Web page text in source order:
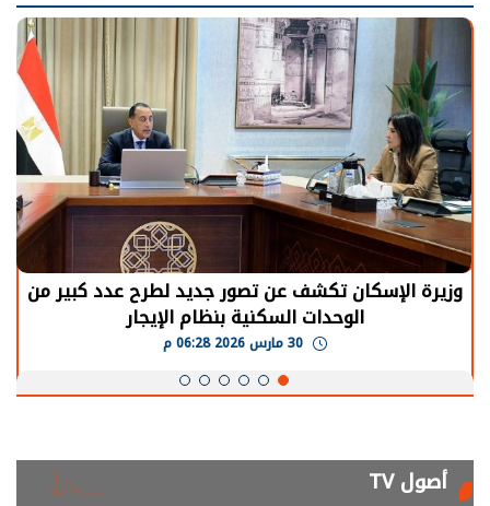
وزيرة الإسكان تكشف عن تصور جديد لطرح عدد كبير من
الوحدات السكنية بنظام الإيجار
أصول TV